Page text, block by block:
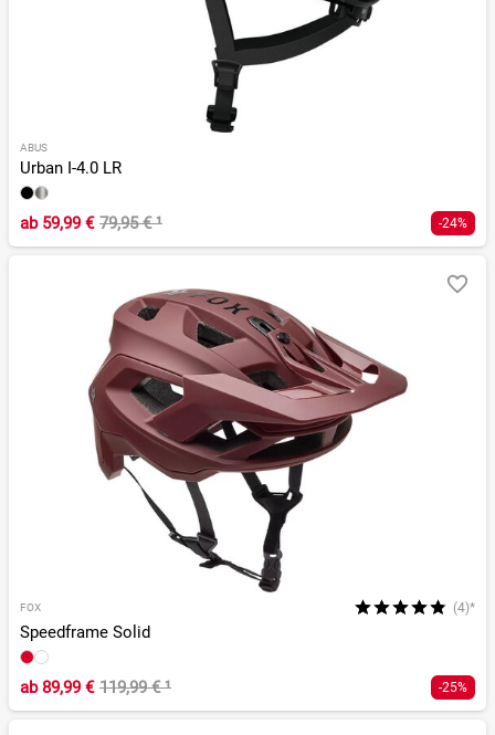
ABUS
Urban I-4.0 LR
ab59,99 € 79,95 €¹ -24%
FOX (4)*
Speedframe Solid
ab89,99 € 119,99 €¹ -25%